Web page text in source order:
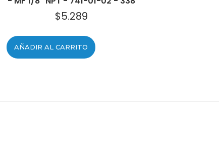
$5.289
AÑADIR AL CARRITO